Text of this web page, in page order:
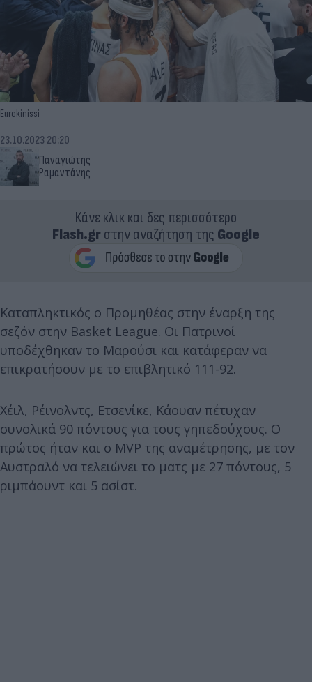
Eurokinissi
Παναγιώτης
Ραμαντάνης
23.10.2023 20:20
Κάνε κλικ και δες περισσότερο
Flash.grστην αναζήτηση της Google
Καταπληκτικός ο Προμηθέας στην έναρξη της
σεζόν στην Basket League. Οι Πατρινοί
υποδέχθηκαν το Μαρούσι και κατάφεραν να
επικρατήσουν με το επιβλητικό 111-92.
Χέιλ, Ρέινολντς, Ετσενίκε, Κάουαν πέτυχαν
συνολικά 90 πόντους για τους γηπεδούχους. Ο
πρώτος ήταν και ο MVP της αναμέτρησης, με τον
Αυστραλό να τελειώνει το ματς με 27 πόντους, 5
ριμπάουντ και 5 ασίστ.